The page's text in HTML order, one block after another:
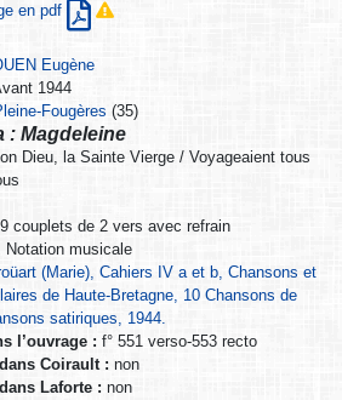
en pdf
Eugène
1944
Fougères (35)
: Magdeleine
Dieu, la Sainte Vierge / Voyageaient tous
couplets de 2 vers avec refrain
Notation musicale
(Marie), Cahiers IV a et b, Chansons et
de Haute-Bretagne, 10 Chansons de
satiriques, 1944.
l’ouvrage : f° 551 verso-553 recto
Coirault : non
Laforte : non